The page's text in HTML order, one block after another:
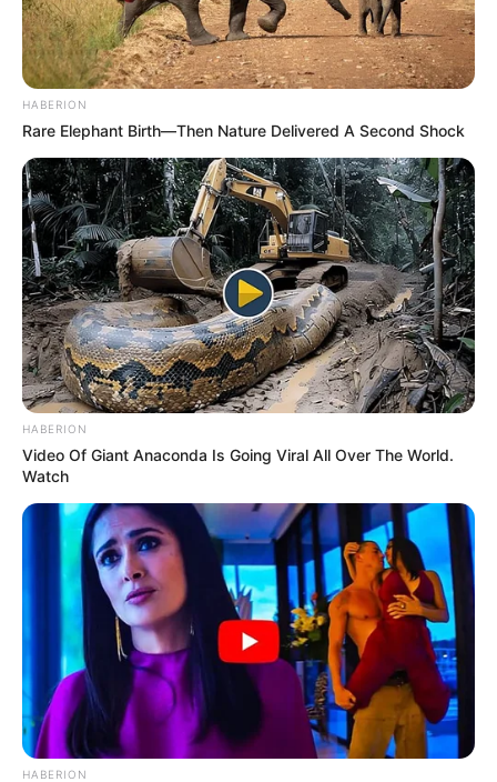
HABERION
Rare Elephant Birth—Then Nature Delivered A Second Shock
HABERION
Video Of Giant Anaconda Is Going Viral All Over The World.
Watch
HABERION